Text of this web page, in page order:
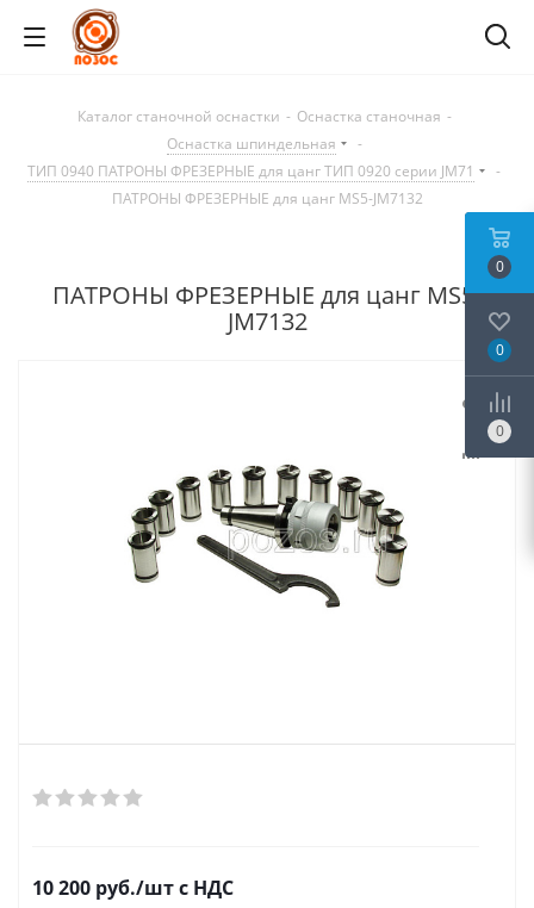
Каталог станочной оснастки - Оснастка станочная -
Оснастка шпиндельная
-
ТИП 0940 ПАТРОНЫ ФРЕЗЕРНЫЕ для цанг ТИП 0920 серии JM71
-
ПАТРОНЫ ФРЕЗЕРНЫЕ для цанг MS5-JM7132
ПАТРОНЫ ФРЕЗЕРНЫЕ для цанг MS5-
JM7132
10 200 руб./штс НДС
0
0
0